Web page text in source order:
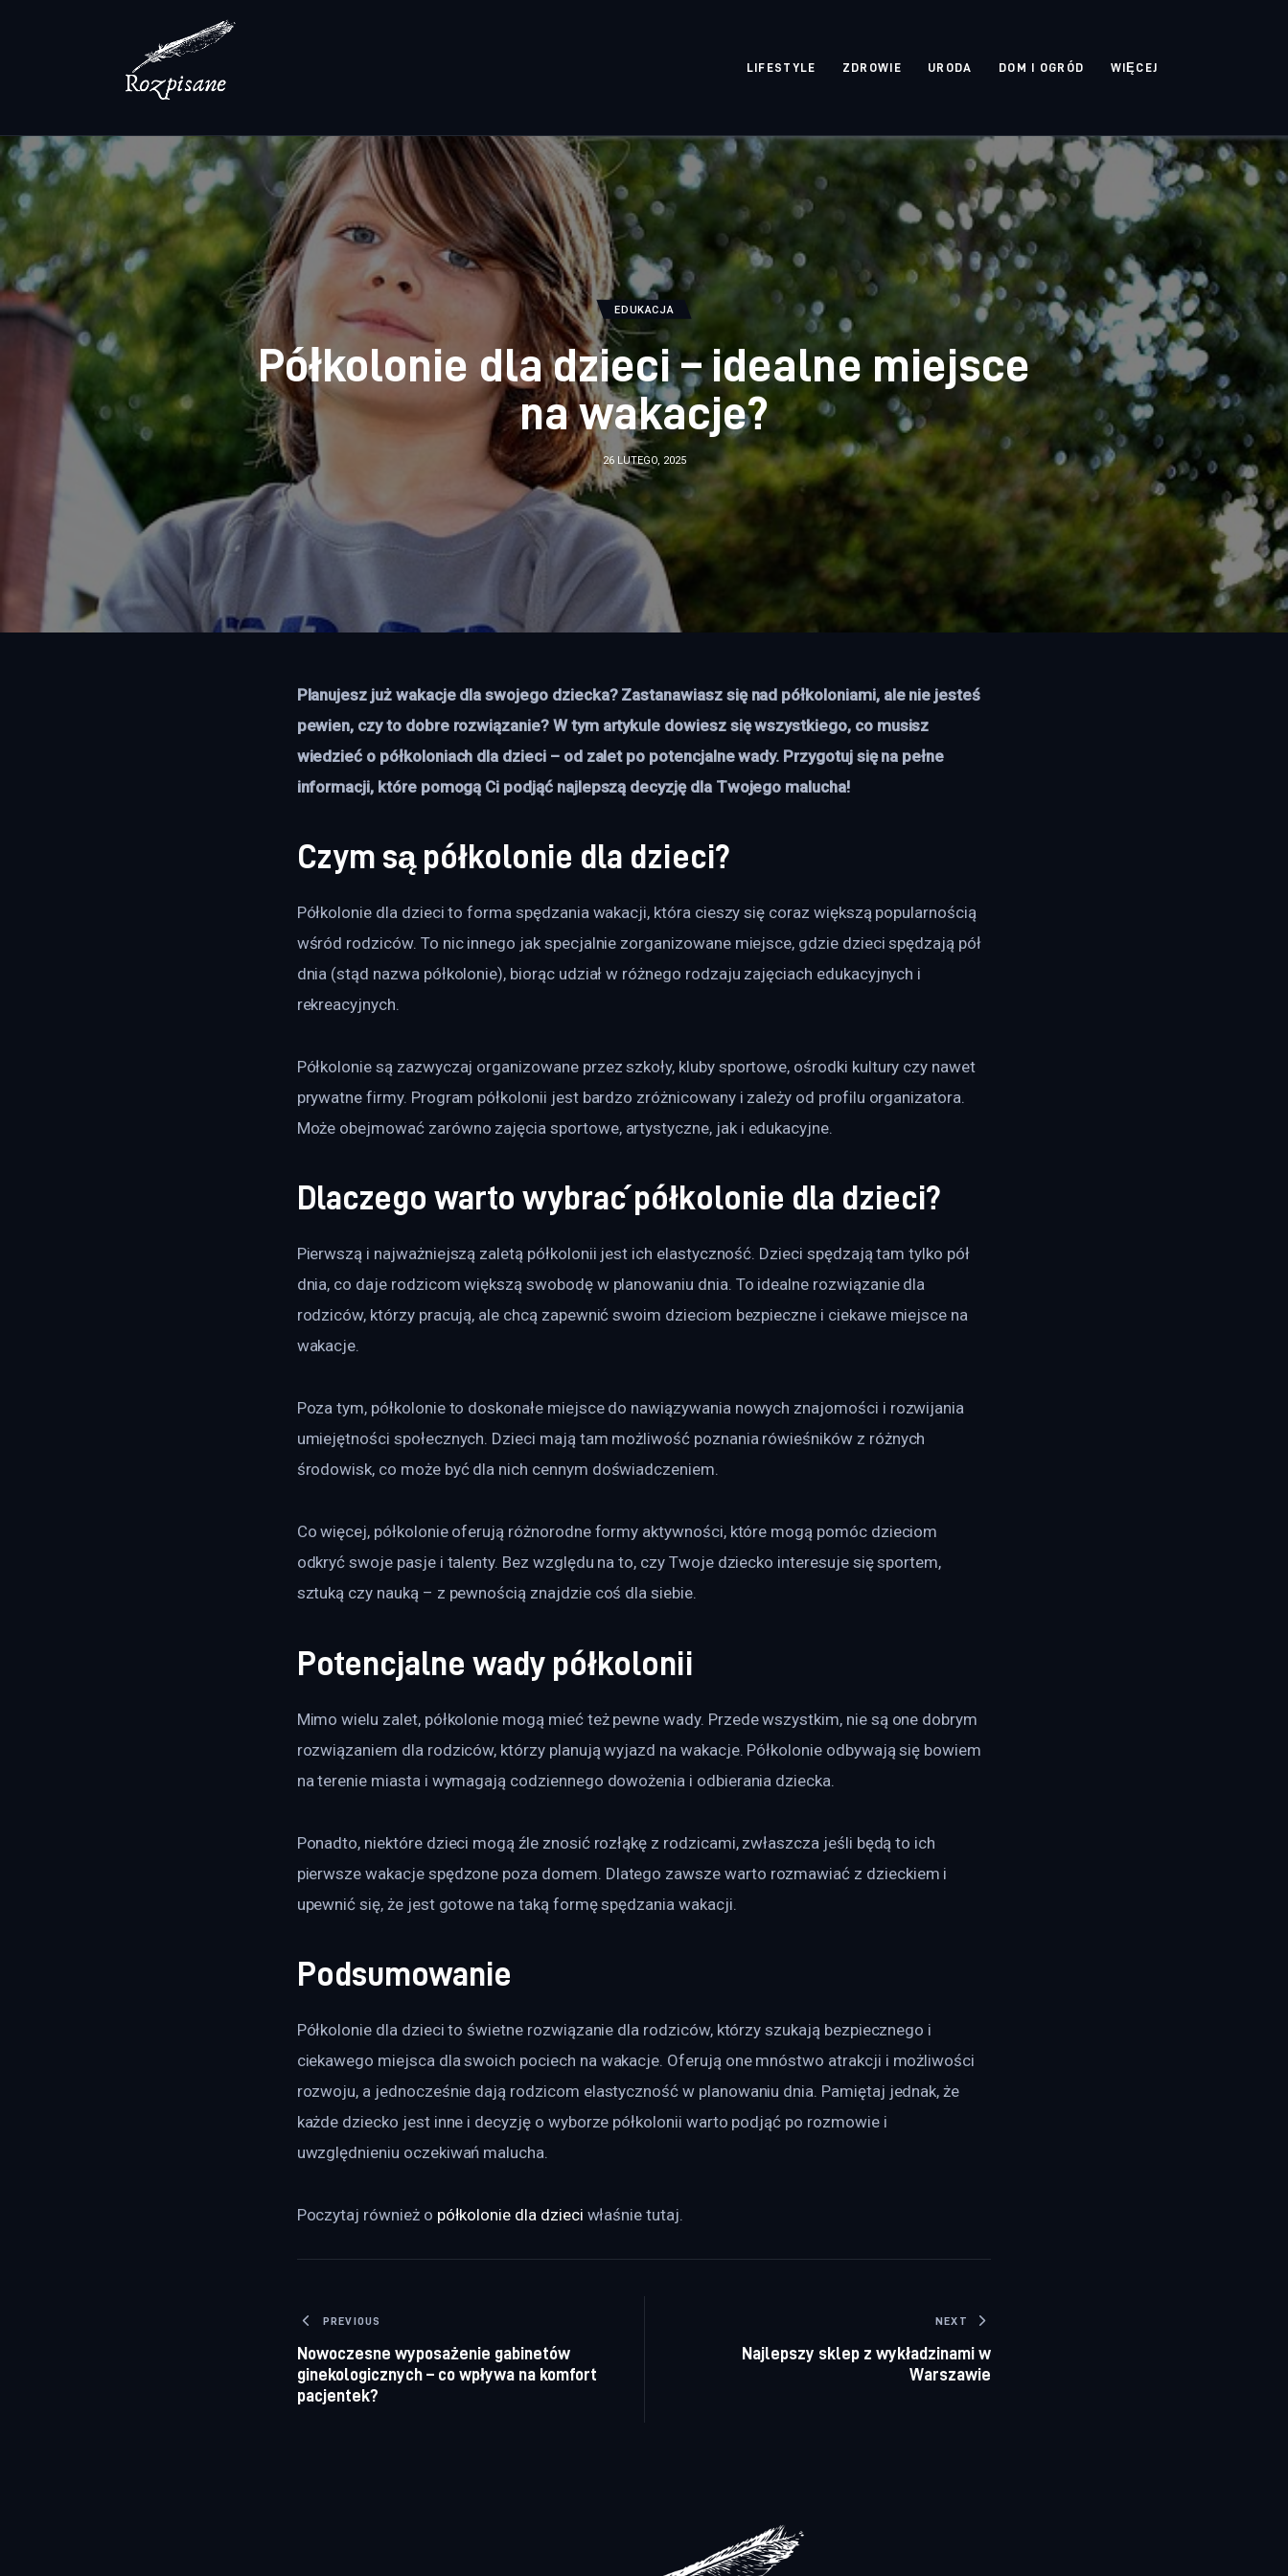
LIFESTYLE ZDROWIE URODA DOM I OGRÓD WIĘCEJ
Dom i ogród
Więcej
EDUKACJA
Półkolonie dla dzieci – idealne miejsce
na wakacje?
26 LUTEGO, 2025
Planujesz już wakacje dla swojego dziecka? Zastanawiasz się nad półkoloniami, ale nie jesteś
pewien, czy to dobre rozwiązanie? W tym artykule dowiesz się wszystkiego, co musisz
wiedzieć o półkoloniach dla dzieci – od zalet po potencjalne wady. Przygotuj się na pełne
informacji, które pomogą Ci podjąć najlepszą decyzję dla Twojego malucha!
Czym są półkolonie dla dzieci?
Półkolonie dla dzieci to forma spędzania wakacji, która cieszy się coraz większą popularnością
wśród rodziców. To nic innego jak specjalnie zorganizowane miejsce, gdzie dzieci spędzają pół
dnia (stąd nazwa półkolonie), biorąc udział w różnego rodzaju zajęciach edukacyjnych i
rekreacyjnych.
Półkolonie są zazwyczaj organizowane przez szkoły, kluby sportowe, ośrodki kultury czy nawet
prywatne firmy. Program półkolonii jest bardzo zróżnicowany i zależy od profilu organizatora.
Może obejmować zarówno zajęcia sportowe, artystyczne, jak i edukacyjne.
Dlaczego warto wybrać półkolonie dla dzieci?
Pierwszą i najważniejszą zaletą półkolonii jest ich elastyczność. Dzieci spędzają tam tylko pół
dnia, co daje rodzicom większą swobodę w planowaniu dnia. To idealne rozwiązanie dla
rodziców, którzy pracują, ale chcą zapewnić swoim dzieciom bezpieczne i ciekawe miejsce na
wakacje.
Poza tym, półkolonie to doskonałe miejsce do nawiązywania nowych znajomości i rozwijania
umiejętności społecznych. Dzieci mają tam możliwość poznania rówieśników z różnych
środowisk, co może być dla nich cennym doświadczeniem.
Co więcej, półkolonie oferują różnorodne formy aktywności, które mogą pomóc dzieciom
odkryć swoje pasje i talenty. Bez względu na to, czy Twoje dziecko interesuje się sportem,
sztuką czy nauką – z pewnością znajdzie coś dla siebie.
Potencjalne wady półkolonii
Mimo wielu zalet, półkolonie mogą mieć też pewne wady. Przede wszystkim, nie są one dobrym
rozwiązaniem dla rodziców, którzy planują wyjazd na wakacje. Półkolonie odbywają się bowiem
na terenie miasta i wymagają codziennego dowożenia i odbierania dziecka.
Ponadto, niektóre dzieci mogą źle znosić rozłąkę z rodzicami, zwłaszcza jeśli będą to ich
pierwsze wakacje spędzone poza domem. Dlatego zawsze warto rozmawiać z dzieckiem i
upewnić się, że jest gotowe na taką formę spędzania wakacji.
Podsumowanie
Półkolonie dla dzieci to świetne rozwiązanie dla rodziców, którzy szukają bezpiecznego i
ciekawego miejsca dla swoich pociech na wakacje. Oferują one mnóstwo atrakcji i możliwości
rozwoju, a jednocześnie dają rodzicom elastyczność w planowaniu dnia. Pamiętaj jednak, że
każde dziecko jest inne i decyzję o wyborze półkolonii warto podjąć po rozmowie i
uwzględnieniu oczekiwań malucha.
Poczytaj również o półkolonie dla dzieci właśnie tutaj.
Nawigacja wpisu
PREVIOUS
Nowoczesne wyposażenie gabinetów
ginekologicznych – co wpływa na komfort
pacjentek?
NEXT
Najlepszy sklep z wykładzinami w
Warszawie